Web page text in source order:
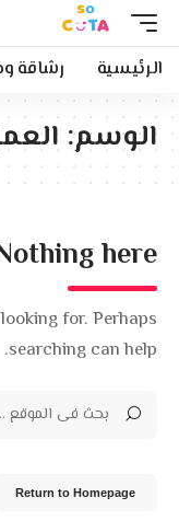
الرئيسية رشاقة
الوسم:
here
for. Perhaps
searching can help.
Return to Homepage